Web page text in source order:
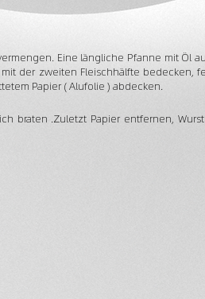
Eine längliche Pfanne mit Öl
der zweiten Fleischhälfte bedecken,
Papier ( Alufolie ) abdecken.
braten .Zuletzt Papier entfernen,